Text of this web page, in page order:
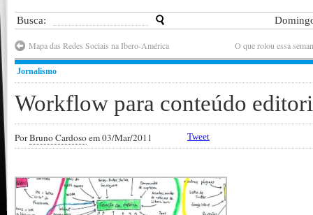
Busca:
Mapa das Redes Sociais na Ibero-América O que rolou essa
Jornalismo
Workflow para conteúdo
PorBruno Cardosoem 03/Mar/2011 Tweet